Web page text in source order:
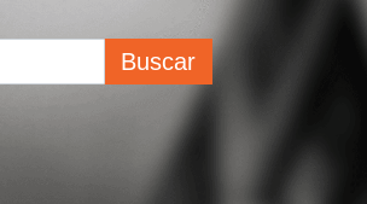
Buscar